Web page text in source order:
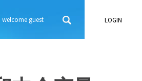
LOGIN
welcome guest